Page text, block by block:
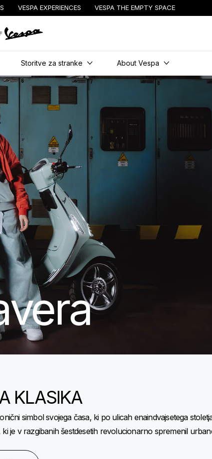
VESPA EXPERIENCES VESPA THE EMPTY SPACE
Storitve za stranke About Vespa
KLASIKA
simbol svojega časa, ki po ulicah enaindvajsetega
je v razgibanih šestdesetih revolucionarno spremenil